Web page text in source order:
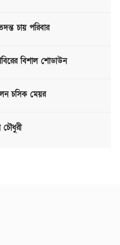
চায় পরিবার
বিশাল শোডাউন
চসিক মেয়র
চৌধুরী